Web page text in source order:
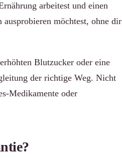
arbeitest und einen
möchtest, ohne dir
Blutzucker oder eine
der richtige Weg. Nicht
Medikamente oder